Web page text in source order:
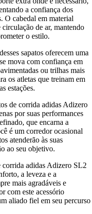
a confiança dos
O cabedal em material
de ar, mantendo
o estilo.
sapatos oferecem uma
mova com confiança em
ou trilhas mais
os atletas que treinam em
estações.
de corrida adidas Adizero
por suas performances
que encarna a
é um corredor ocasional
atenderão às suas
ao seu objetivo.
corrida adidas Adizero SL2
a leveza e a
mais agradáveis e
com este acessório
aliado fiel em seu percurso